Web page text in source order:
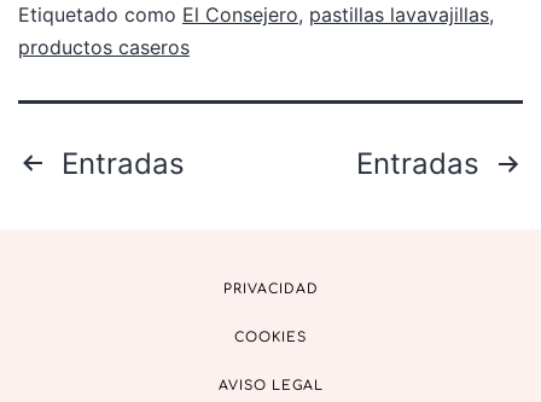
Etiquetado como El Consejero, pastillas lavavajillas,
productos caseros
Entradas Entradas
PRIVACIDAD
COOKIES
AVISO LEGAL